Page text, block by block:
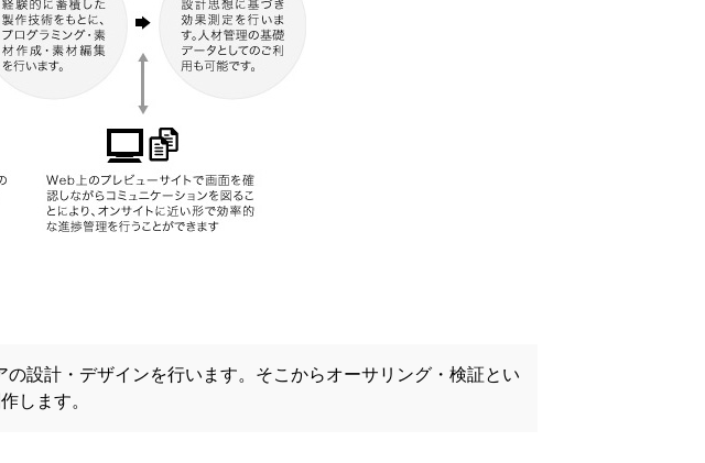
設計・デザインを行います。そこからオーサリング・検証とい
します。